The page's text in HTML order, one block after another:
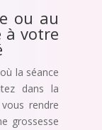
ou au
à votre
la séance
dans la
rendre
grossesse